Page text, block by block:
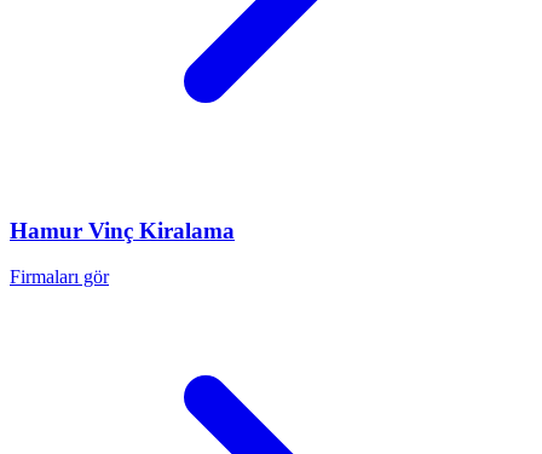
Hamur Vinç Kiralama
Firmaları gör